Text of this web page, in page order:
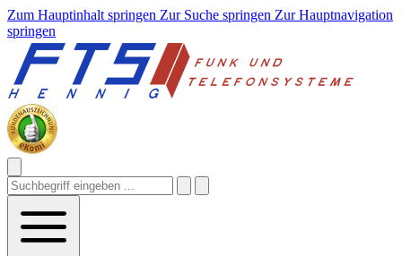
Zum Hauptinhalt springen Zur Suche springen Zur Hauptnavigation
springen